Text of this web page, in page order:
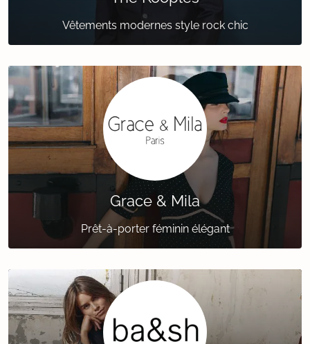
Vêtements modernes style rock chic
Grace & Mila
Prêt-à-porter féminin élégant